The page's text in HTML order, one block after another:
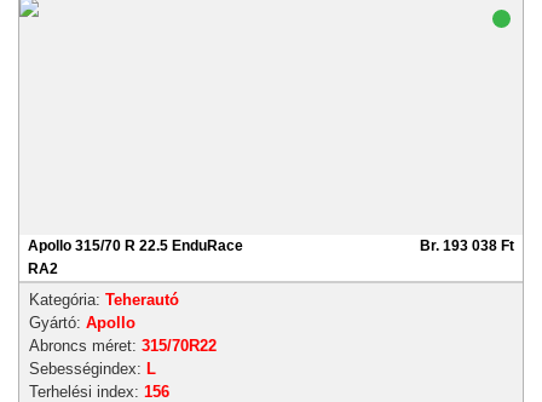
Apollo 315/70 R 22.5 EnduRace
RA2
Br. 193 038 Ft
Kategória: Teherautó
Gyártó: Apollo
Abroncs méret: 315/70R22
Sebességindex: L
Terhelési index: 156